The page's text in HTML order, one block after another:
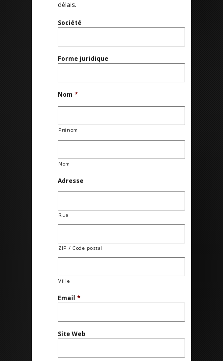
délais.
Société
Forme juridique
Nom *
Prénom
Nom
Adresse
Rue
ZIP / Code postal
Ville
Email *
Site Web